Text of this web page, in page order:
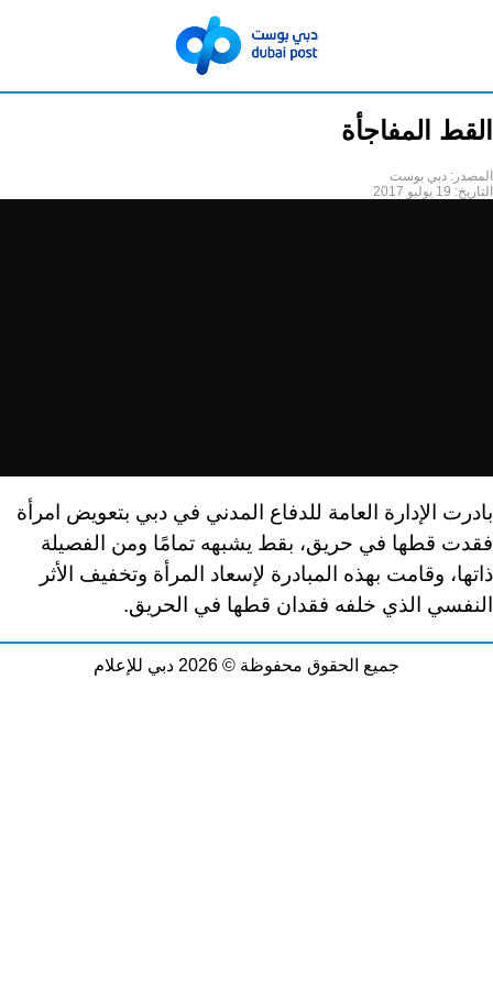
القط المفاجأة
المصدر: دبي بوست
التاريخ: 19 يوليو 2017
بادرت الإدارة العامة للدفاع المدني في دبي بتعويض امرأة
فقدت قطها في حريق، بقط يشبهه تمامًا ومن الفصيلة
ذاتها، وقامت بهذه المبادرة لإسعاد المرأة وتخفيف الأثر
النفسي الذي خلفه فقدان قطها في الحريق.
جميع الحقوق محفوظة © 2026 دبي للإعلام